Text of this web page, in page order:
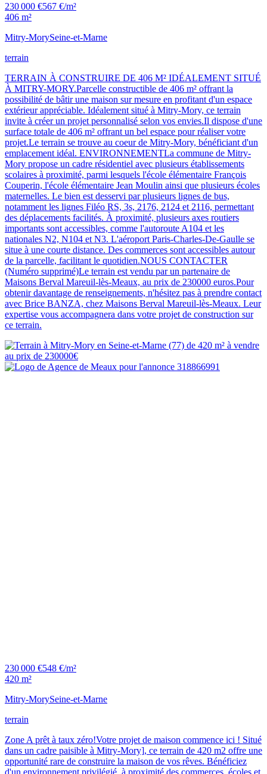
230 000 €567 €/m²
406 m²
Mitry-MorySeine-et-Marne
terrain
TERRAIN À CONSTRUIRE DE 406 M² IDÉALEMENT SITUÉ
À MITRY-MORY.Parcelle constructible de 406 m² offrant la
possibilité de bâtir une maison sur mesure en profitant d'un espace
extérieur appréciable. Idéalement situé à Mitry-Mory, ce terrain
invite à créer un projet personnalisé selon vos envies.Il dispose d'une
surface totale de 406 m² offrant un bel espace pour réaliser votre
projet.Le terrain se trouve au coeur de Mitry-Mory, bénéficiant d'un
emplacement idéal. ENVIRONNEMENTLa commune de Mitry-
Mory propose un cadre résidentiel avec plusieurs établissements
scolaires à proximité, parmi lesquels l'école élémentaire François
Couperin, l'école élémentaire Jean Moulin ainsi que plusieurs écoles
maternelles. Le bien est desservi par plusieurs lignes de bus,
notamment les lignes Filéo RS, 3s, 2176, 2124 et 2116, permettant
des déplacements facilités. À proximité, plusieurs axes routiers
importants sont accessibles, comme l'autoroute A104 et les
nationales N2, N104 et N3. L'aéroport Paris-Charles-De-Gaulle se
situe à une courte distance. Des commerces sont accessibles autour
de la parcelle, facilitant le quotidien.NOUS CONTACTER
(Numéro supprimé)Le terrain est vendu par un partenaire de
Maisons Berval Mareuil-lès-Meaux, au prix de 230000 euros.Pour
obtenir davantage de renseignements, n'hésitez pas à prendre contact
avec Brice BANZA, chez Maisons Berval Mareuil-lès-Meaux. Leur
expertise vous accompagnera dans votre projet de construction sur
ce terrain.
230 000 €548 €/m²
420 m²
Mitry-MorySeine-et-Marne
terrain
Zone A prêt à taux zéro!Votre projet de maison commence ici ! Situé
dans un cadre paisible à Mitry-Mory], ce terrain de 420 m2 offre une
opportunité rare de construire la maison de vos rêves. Bénéficiez
d'un environnement privilégié, à proximité des commerces, écoles et